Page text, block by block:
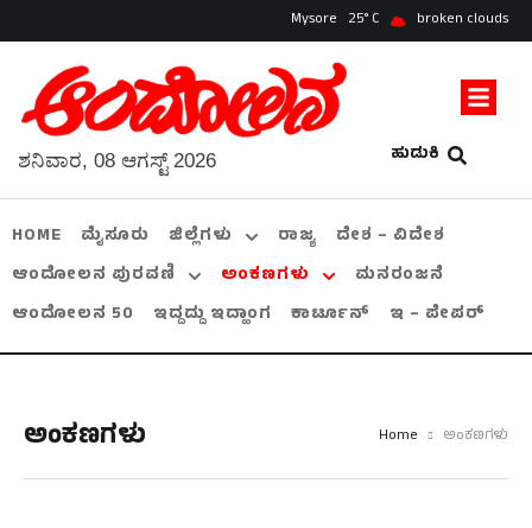
Mysore 25 broken clouds
ಹುಡುಕಿ
ಶನಿವಾರ, 08 ಆಗಸ್ಟ್ 2026
HOME ಮೈಸೂರು ಜಿಲ್ಲೆಗಳು ರಾಜ್ಯ
ದೇಶ – ವಿದೇಶ
ಆಂದೋಲನ ಪುರವಣಿ
ಅಂಕಣಗಳು
ಮನರಂಜನೆ
ಆಂದೋಲನ 50
ಇದ್ದದ್ದು ಇದ್ಹಾಂಗ ಕಾರ್ಟೂನ್ ಇ – ಪೇಪರ್
ಅಂಕಣಗಳು Home ಅಂಕಣಗಳು